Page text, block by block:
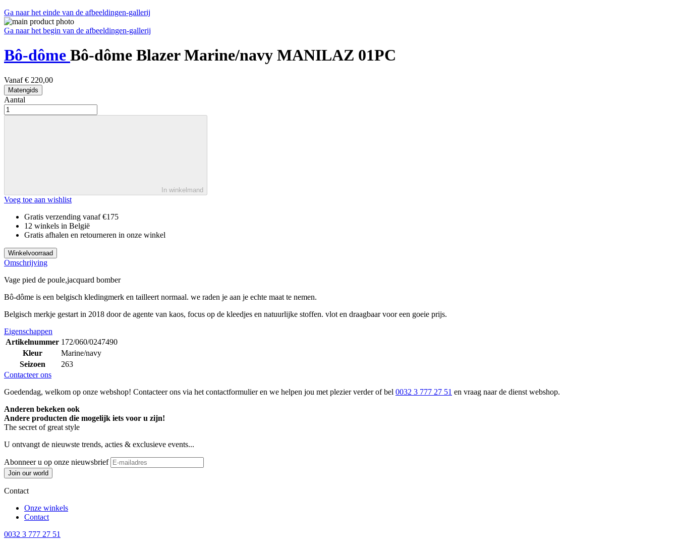
Ga naar het einde van de afbeeldingen-gallerij
Ga naar het begin van de afbeeldingen-gallerij
Bô-dôme Bô-dôme Blazer Marine/navy MANILAZ 01PC
Vanaf € 220,00
Matengids
Aantal
In winkelmand
Voeg toe aan wishlist
Gratis verzending vanaf €175
12 winkels in België
Gratis afhalen en retourneren in onze winkel
Winkelvoorraad
Omschrijving
Vage pied de poule,jacquard bomber
Bô-dôme is een belgisch kledingmerk en tailleert normaal. we raden je aan je echte maat te nemen.
Belgisch merkje gestart in 2018 door de agente van kaos, focus op de kleedjes en natuurlijke stoffen. vlot en draagbaar voor een goeie prijs.
Eigenschappen
Artikelnummer 172/060/0247490
Kleur
Marine/navy
Seizoen
263
Contacteer ons
Goedendag, welkom op onze webshop! Contacteer ons via het contactformulier en we helpen jou met plezier verder of bel 0032 3 777 27 51 en vraag naar de dienst webshop.
Anderen bekeken ook
Andere producten die mogelijk iets voor u zijn!
The secret of great style
U ontvangt de nieuwste trends, acties & exclusieve events...
Abonneer u op onze nieuwsbrief
Join our world
Contact
Onze winkels
Contact
0032 3 777 27 51